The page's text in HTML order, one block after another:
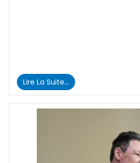
Lire La Suite…